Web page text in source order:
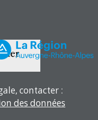
contacter :
des données